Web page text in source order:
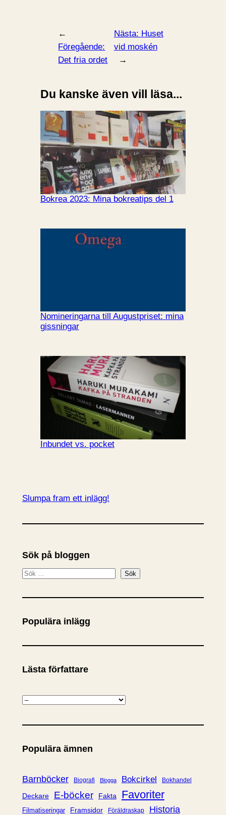
←
Föregående:
Det fria ordet
Nästa: Huset
vid moskén
→
Du kanske även vill läsa...
Bokrea 2023: Mina bokreatips del 1
Nomineringarna till Augustpriset: mina
gissningar
Inbundet vs. pocket
Slumpa fram ett inlägg!
Sök på bloggen
S
k
Sök
Populära inlägg
Lästa författare
K
t
g
r
i
Populära ämnen
Barnböcker Biografi Blogga Bokcirkel Bokhandel
Deckare E-böcker Fakta Favoriter
Filmatiseringar Framsidor Föräldraskap Historia